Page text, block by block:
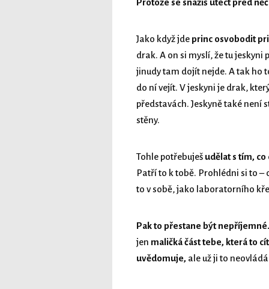
Protože se snažíš utéct před
Jako když jde princ osvobodit
drak. A on si myslí, že tu jeskyni
jinudy tam dojít nejde. A tak ho
do ní vejít. V jeskyni je drak,
představách. Jeskyně také není
stěny.
Tohle potřebuješ udělat s tím, co
Patří to k tobě. Prohlédni si to –
to v sobě, jako laboratorního
Pak to přestane být
jen maličká část tebe, která to
uvědomuje, ale už ji to